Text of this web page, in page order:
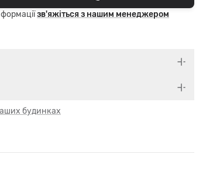
зв'яжіться з нашим менеджером
будинках